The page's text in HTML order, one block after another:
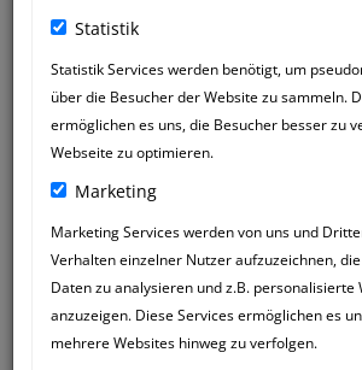
Statistik
Statistik Services werden benötigt, um
über die Besucher der Website zu sammeln.
ermöglichen es uns, die Besucher besser zu
Webseite zu optimieren.
Marketing
Marketing Services werden von uns und
Verhalten einzelner Nutzer aufzuzeichnen,
Daten zu analysieren und z.B. personalisierte
anzuzeigen. Diese Services ermöglichen es
mehrere Websites hinweg zu verfolgen.
RUTH
Danke liebe Katja und
geholfen habt. Sie springt
voller Energie.
nur noch alle 3 Wochen
Vielen lieben Dank und es
dass wir so kompetente